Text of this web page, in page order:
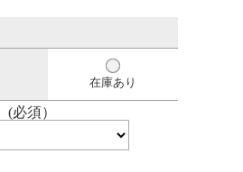
在庫あり
必須）